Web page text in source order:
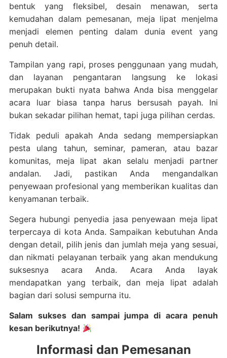
bentuk yang fleksibel, desain menawan, serta
kemudahan dalam pemesanan, meja lipat menjelma
menjadi elemen penting dalam dunia event yang
penuh detail.
Tampilan yang rapi, proses penggunaan yang mudah,
dan layanan pengantaran langsung ke lokasi
merupakan bukti nyata bahwa Anda bisa menggelar
acara luar biasa tanpa harus bersusah payah. Ini
bukan sekadar pilihan hemat, tapi juga pilihan cerdas.
Tidak peduli apakah Anda sedang mempersiapkan
pesta ulang tahun, seminar, pameran, atau bazar
komunitas, meja lipat akan selalu menjadi partner
andalan. Jadi, pastikan Anda mengandalkan
penyewaan profesional yang memberikan kualitas dan
kenyamanan terbaik.
Segera hubungi penyedia jasa penyewaan meja lipat
terpercaya di kota Anda. Sampaikan kebutuhan Anda
dengan detail, pilih jenis dan jumlah meja yang sesuai,
dan nikmati pelayanan terbaik yang akan mendukung
suksesnya acara Anda. Acara Anda layak
mendapatkan yang terbaik, dan meja lipat adalah
bagian dari solusi sempurna itu.
Salam sukses dan sampai jumpa di acara penuh
kesan berikutnya!
Informasi dan Pemesanan